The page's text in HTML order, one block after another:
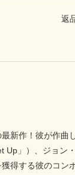
返
新作！彼が作曲
Up」）、ジョン
得する彼のコン